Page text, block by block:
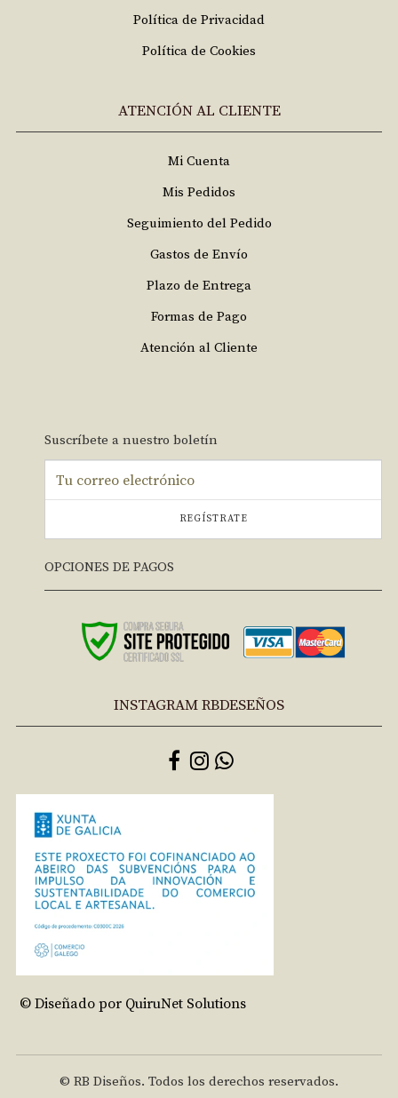
Política de Privacidad
Política de Cookies
ATENCIÓN AL CLIENTE
Mi Cuenta
Mis Pedidos
Seguimiento del Pedido
Gastos de Envío
Plazo de Entrega
Formas de Pago
Atención al Cliente
Suscríbete a nuestro boletín
REGÍSTRATE
OPCIONES DE PAGOS
INSTAGRAM RBDESEÑOS
© Diseñado por QuiruNet Solutions
© RB Diseños. Todos los derechos reservados.